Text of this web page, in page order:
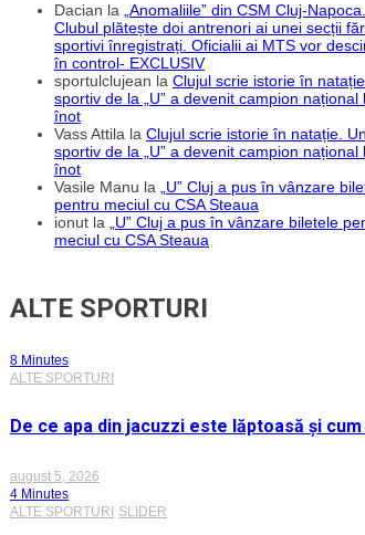
Dacian la „Anomaliile” din CSM Cluj-Napoca.
Clubul plătește doi antrenori ai unei secții
sportivi înregistrați. Oficialii ai MTS vor
în control- EXCLUSIV
sportulclujean la Clujul scrie istorie în
sportiv de la „U” a devenit campion național
înot
Vass Attila la Clujul scrie istorie în natație. Un
sportiv de la „U” a devenit campion național
înot
Vasile Manu la „U” Cluj a pus în vânzare
pentru meciul cu CSA Steaua
ionut la „U” Cluj a pus în vânzare biletele
meciul cu CSA Steaua
ALTE SPORTURI
8 Minutes
ALTE SPORTURI
De ce apa din jacuzzi este lăptoasă și
august 5, 2026
4 Minutes
ALTE SPORTURI SLIDER